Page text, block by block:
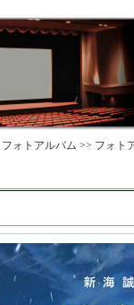
フォトアルバム >> フォト